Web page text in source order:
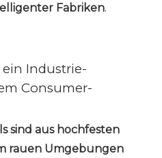
Fabriken.
ein Industrie-
Consumer-
sind aus hochfesten
rauen Umgebungen